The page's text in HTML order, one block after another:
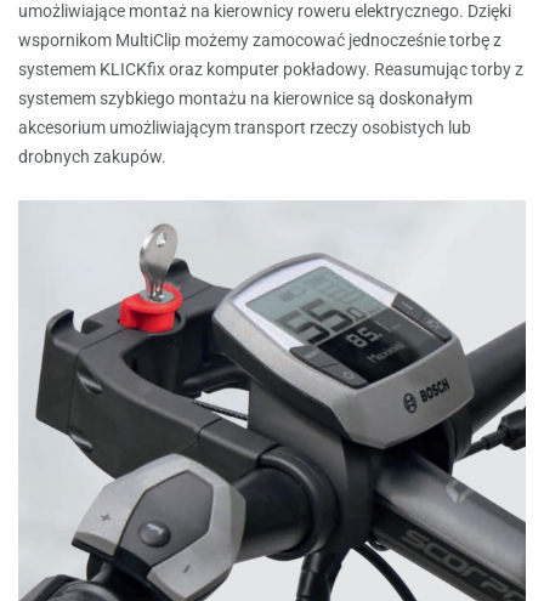
umożliwiające montaż na kierownicy roweru elektrycznego. Dzięki
wspornikom MultiClip możemy zamocować jednocześnie torbę z
systemem KLICKfix oraz komputer pokładowy. Reasumując torby z
systemem szybkiego montażu na kierownice są doskonałym
akcesorium umożliwiającym transport rzeczy osobistych lub
drobnych zakupów.